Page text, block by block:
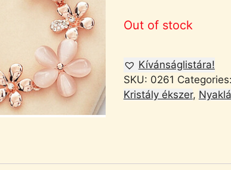
Out of stock
Kívánságlistára!
SKU: 0261 Categories:
Kristály ékszer,